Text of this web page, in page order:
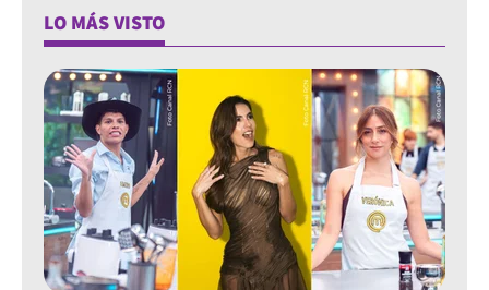
LO MÁS VISTO